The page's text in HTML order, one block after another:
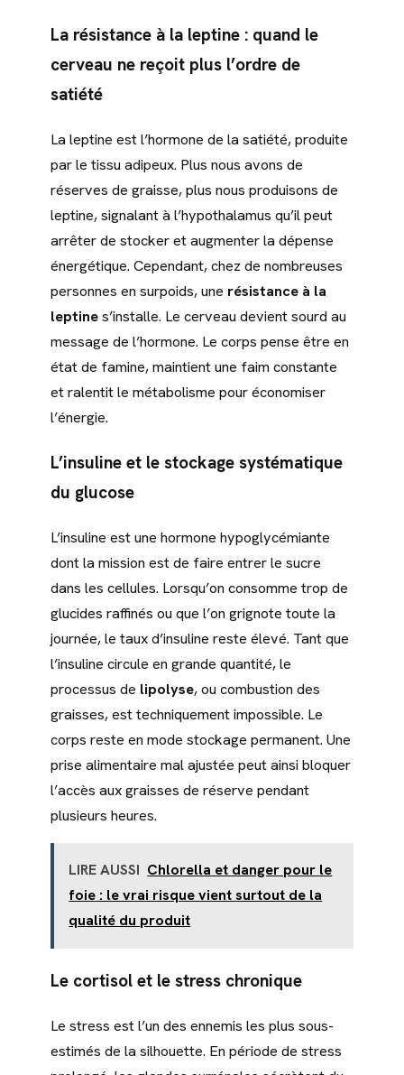
La résistance à la leptine : quand le
cerveau ne reçoit plus l’ordre de
satiété
La leptine est l’hormone de la satiété, produite
par le tissu adipeux. Plus nous avons de
réserves de graisse, plus nous produisons de
leptine, signalant à l’hypothalamus qu’il peut
arrêter de stocker et augmenter la dépense
énergétique. Cependant, chez de nombreuses
personnes en surpoids, une résistance à la
leptines’installe. Le cerveau devient sourd au
message de l’hormone. Le corps pense être en
état de famine, maintient une faim constante
et ralentit le métabolisme pour économiser
l’énergie.
L’insuline et le stockage systématique
du glucose
L’insuline est une hormone hypoglycémiante
dont la mission est de faire entrer le sucre
dans les cellules. Lorsqu’on consomme trop de
glucides raffinés ou que l’on grignote toute la
journée, le taux d’insuline reste élevé. Tant que
l’insuline circule en grande quantité, le
processus de lipolyse, ou combustion des
graisses, est techniquement impossible. Le
corps reste en mode stockage permanent. Une
prise alimentaire mal ajustée peut ainsi bloquer
l’accès aux graisses de réserve pendant
plusieurs heures.
LIRE AUSSI Chlorella et danger pour le
foie : le vrai risque vient surtout de la
qualité du produit
Le cortisol et le stress chronique
Le stress est l’un des ennemis les plus sous-
estimés de la silhouette. En période de stress